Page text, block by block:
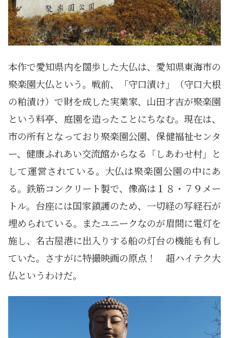
本作で愛知県内を闊歩した大仏は、愛知県東海市の
聚楽園大仏という。戦前、「守口漬け」（守口大根
の粕漬け）で財を成した実業家、山田才吉が聚楽園
という料亭、庭園を造ったことにちなむ。現在は、
市の所有となっており聚楽園公園、保健福祉センタ
ー、健康ふれあい交流館からなる「しあわせ村」と
して運営されている。大仏は聚楽園公園の中にあ
る。鉄筋コンクリート製で、像高は１８・７９メー
トル。台座には国家鎮護のため、一切経の写経石が
埋められている。またユニークなのが眉間に電灯を
施し、名古屋港に出入りする船の灯台の機能も有し
ていた。さすがに特撮映画の原点！ 超ハイテク大
仏というわけだ。